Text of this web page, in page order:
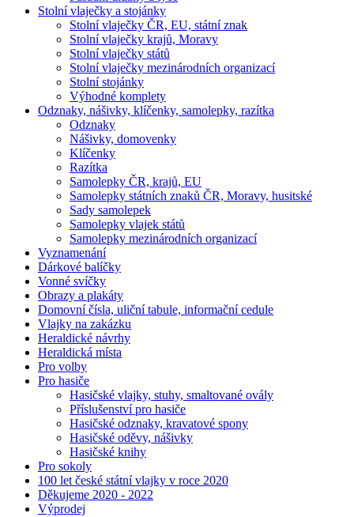
Stolní vlaječky a stojánky
Stolní vlaječky ČR, EU, státní znak
Stolní vlaječky krajů, Moravy
Stolní vlaječky států
Stolní vlaječky mezinárodních organizací
Stolní stojánky
Výhodné komplety
Odznaky, nášivky, klíčenky, samolepky, razítka
Odznaky
Nášivky, domovenky
Klíčenky
Razítka
Samolepky ČR, krajů, EU
Samolepky státních znaků ČR, Moravy, husitské
Sady samolepek
Samolepky vlajek států
Samolepky mezinárodních organizací
Vyznamenání
Dárkové balíčky
Vonné svíčky
Obrazy a plakáty
Domovní čísla, uliční tabule, informační cedule
Vlajky na zakázku
Heraldické návrhy
Heraldická místa
Pro volby
Pro hasiče
Hasičské vlajky, stuhy, smaltované ovály
Příslušenství pro hasiče
Hasičské odznaky, kravatové spony
Hasičské oděvy, nášivky
Hasičské knihy
Pro sokoly
100 let české státní vlajky v roce 2020
Děkujeme 2020 - 2022
Výprodej